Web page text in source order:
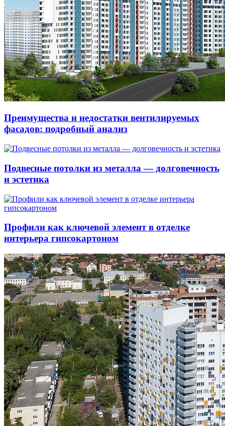
Преимущества и недостатки вентилируемых
фасадов: подробный анализ
Подвесные потолки из металла — долговечность
и эстетика
Профили как ключевой элемент в отделке
интерьера гипсокартоном